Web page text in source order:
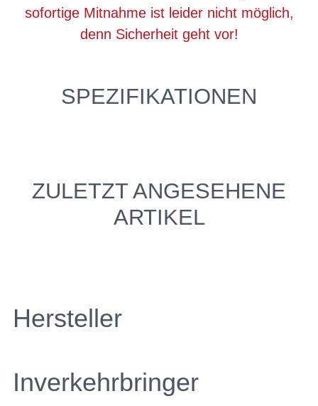
sofortige Mitnahme ist leider nicht möglich,
denn Sicherheit geht vor!
SPEZIFIKATIONEN
ZULETZT ANGESEHENE
ARTIKEL
Hersteller
Inverkehrbringer